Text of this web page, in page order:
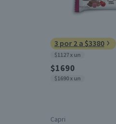
3 por 2 a $3380
$1127 x un
$1690
$1690 x un
Capri